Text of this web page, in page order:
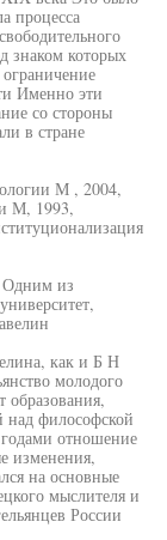
процесса
знаком которых
Именно эти
со стороны
в стране
М , 2004,
М, 1993,
Одним из
как и Б Н
молодого
образования,
над философской
отношение
изменения,
на основные
мыслителя и
России